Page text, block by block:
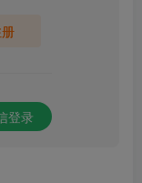
登录